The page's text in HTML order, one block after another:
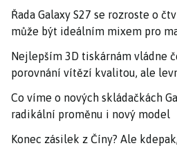
Řada Galaxy S27 se rozroste o
může být ideálním mixem pro
Nejlepším 3D tiskárnám vládne
porovnání vítězí kvalitou, ale
Co víme o nových skládačkách
radikální proměnu i nový model
Konec zásilek z Číny? Ale